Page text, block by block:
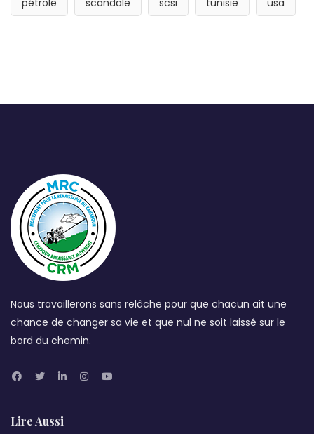
Nous travaillerons sans relâche pour que chacun ait une
chance de changer sa vie et que nul ne soit laissé sur le
bord du chemin.
Lire Aussi